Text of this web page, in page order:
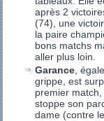
après 2
(74), une
la paire
bons matchs
aller plus loin.
Garance ,
grippe, est
premier
stoppe son
dame (contre